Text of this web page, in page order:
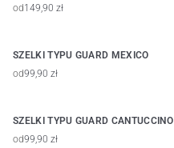
od149,90 zł
SZELKI TYPU GUARD MEXICO
od99,90 zł
SZELKI TYPU GUARD CANTUCCINO
od99,90 zł